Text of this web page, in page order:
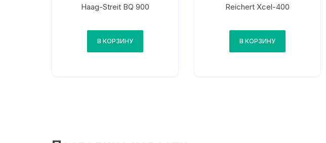
Haag-Streit BQ 900
В КОРЗИНУ
Reichert Xcel-400
В КОРЗИНУ